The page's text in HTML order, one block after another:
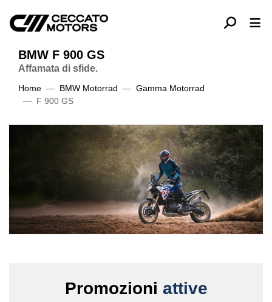
BMW F 900 GS
Affamata di sfide.
Home BMW Motorrad
Gamma Motorrad
F 900 GS
Promozioni attive